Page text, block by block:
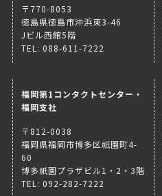
〒770-8053
徳島県徳島市沖浜東3-46
Jビル西館5階
TEL: 088-611-7222
福岡第1コンタクトセンター・
福岡支社
〒812-0038
福岡県福岡市博多区祇園町4-
60
博多祇園プラザビル1・2・3階
TEL: 092-282-7222